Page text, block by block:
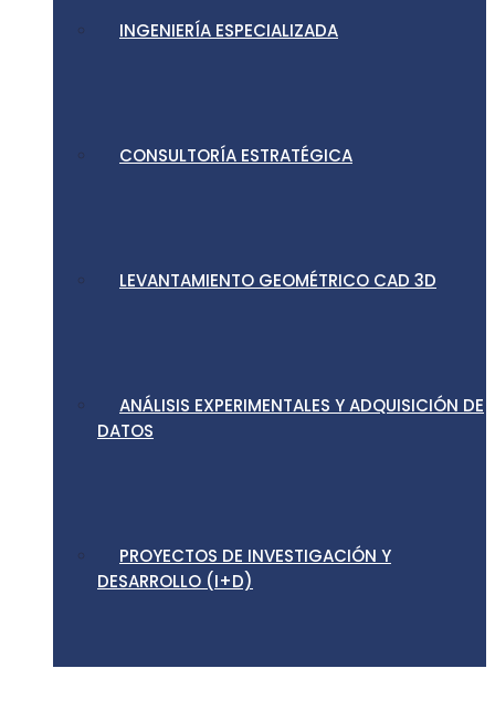
INGENIERÍA ESPECIALIZADA
CONSULTORÍA ESTRATÉGICA
LEVANTAMIENTO GEOMÉTRICO CAD 3D
ANÁLISIS EXPERIMENTALES Y ADQUISICIÓN DE
DATOS
PROYECTOS DE INVESTIGACIÓN Y
DESARROLLO (I+D)